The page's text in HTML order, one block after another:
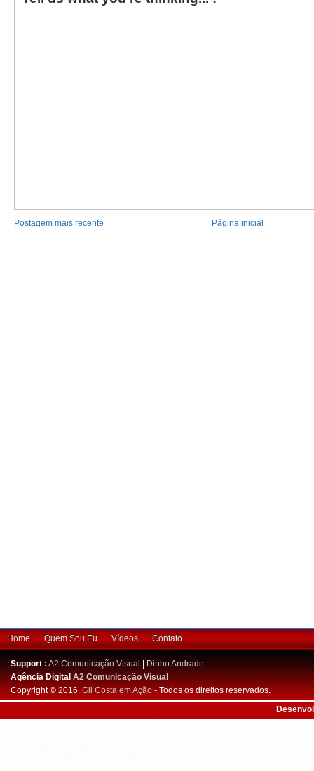
Postagem mais recente Página inicial
Home Quem Sou Eu Vídeos Contato
Support : A2 Comunicação Visual
Dinho Andrade
Agência DigitalA2 Comunicação Visual
Copyright © 2016. Gil Costa em Ação - Todos os direitos reservados.